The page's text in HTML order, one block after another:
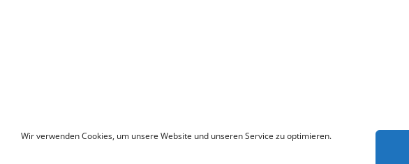
Wir verwenden Cookies, um unsere Website und unseren Service zu optimieren.